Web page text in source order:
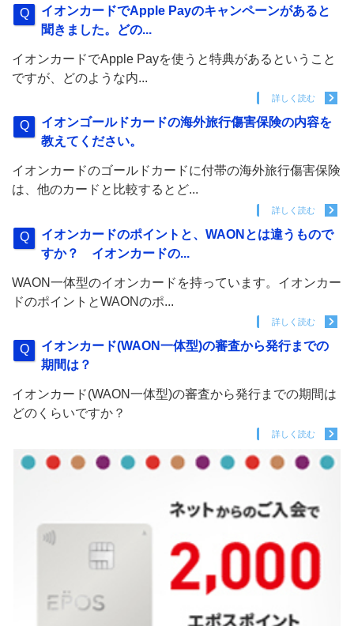
イオンカードでApple Payのキャンペーンがあると
聞きました。どの...
イオンカードでApple Payを使うと特典があるということ
ですが、どのような内...
詳しく読む
イオンゴールドカードの海外旅行傷害保険の内容を
教えてください。
イオンカードのゴールドカードに付帯の海外旅行傷害保険
は、他のカードと比較するとど...
詳しく読む
イオンカードのポイントと、WAONとは違うもので
すか？ イオンカードの...
WAON一体型のイオンカードを持っています。イオンカー
ドのポイントとWAONのポ...
詳しく読む
イオンカード(WAON一体型)の審査から発行までの
期間は？
イオンカード(WAON一体型)の審査から発行までの期間は
どのくらいですか？
詳しく読む